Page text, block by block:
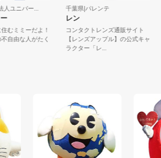
法人ユニバー...
ミー
森に住むミミーだよ！
耳の不自由な人がたく
...
千葉県|パレンテ
レン
コンタクトレンズ通販サイト
【レンズアップル】の公式キャ
ラクター「レ...